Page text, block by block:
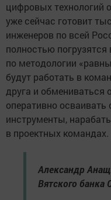
цифровых технологий
уже сейчас готовит
инженеров по всей
полностью погрузятся
по методологии
будут работать в
друга и обмениваться
оперативно
инструменты,
в проектных командах.
Александр
Вятского банка